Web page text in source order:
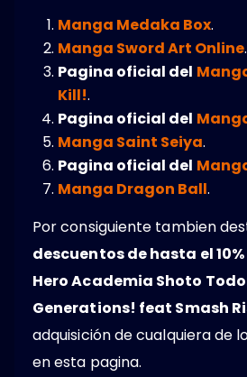
Manga Medaka Box.
Manga Sword Art Online.
Pagina oficial del
Kill!.
Pagina oficial del
Manga Saint Seiya.
Pagina oficial del
Manga Dragon Ball.
Por consiguiente tambien
descuentos de hasta el 10%
Hero Academia Shoto
Generations! feat Smash
adquisición de cualquiera de
en esta pagina.